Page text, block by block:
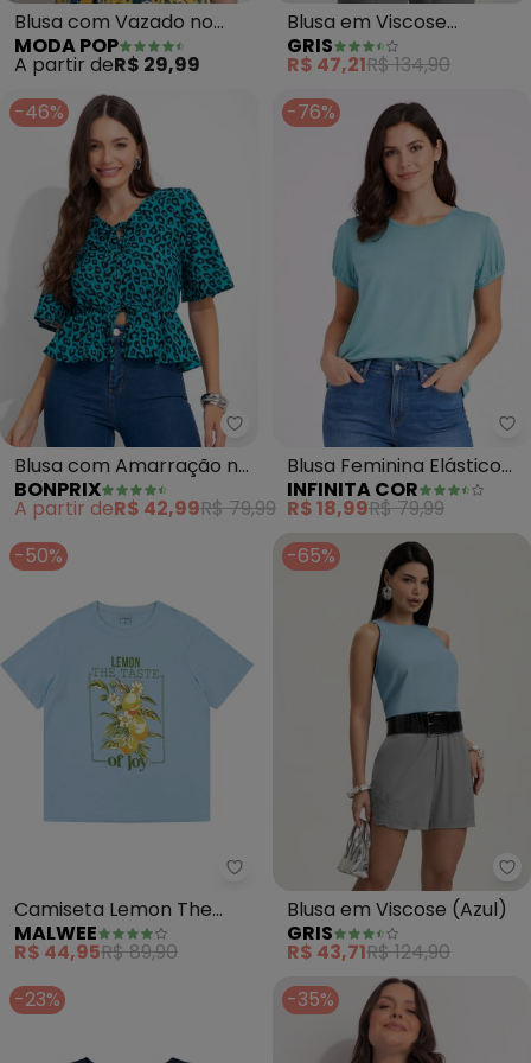
Blusa com Vazado no
Decote (Poá)
MODA POP
A partir deR$ 29,99
Blusa em Viscose
Estampado (Azul)
GRIS
R$ 47,21R$ 134,90
-46%
bonprix - Blusa com
Blusa com Amarração no
Decote (Onça Azul)
BONPRIX
A partir deR$ 42,99R$ 79,99
-76%
Blusa Feminina Elástico
nas Mangas (Azul)
INFINITA COR
R$ 18,99R$ 79,99
-50%
Malwee - Camiseta Lemon
Camiseta Lemon The
Taste Of Joy (Azul
Pastel)
MALWEE
R$ 44,95R$ 89,90
-65%
Blusa em Viscose (Azul)
GRIS
R$ 43,71R$ 124,90
-23%
-35%